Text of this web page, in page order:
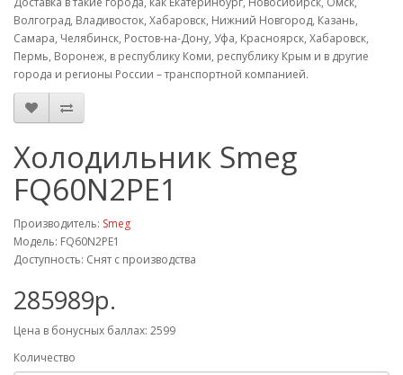
Волгоград, Владивосток, Хабаровск, Нижний Новгород, Казань,
Самара, Челябинск, Ростов-на-Дону, Уфа, Красноярск, Хабаровск,
Пермь, Воронеж, в республику Коми, республику Крым и в другие
города и регионы России – транспортной компанией.
Холодильник Smeg
FQ60N2PE1
Производитель: Smeg
Модель: FQ60N2PE1
Доступность: Снят с производства
285989р.
Цена в бонусных баллах: 2599
Количество